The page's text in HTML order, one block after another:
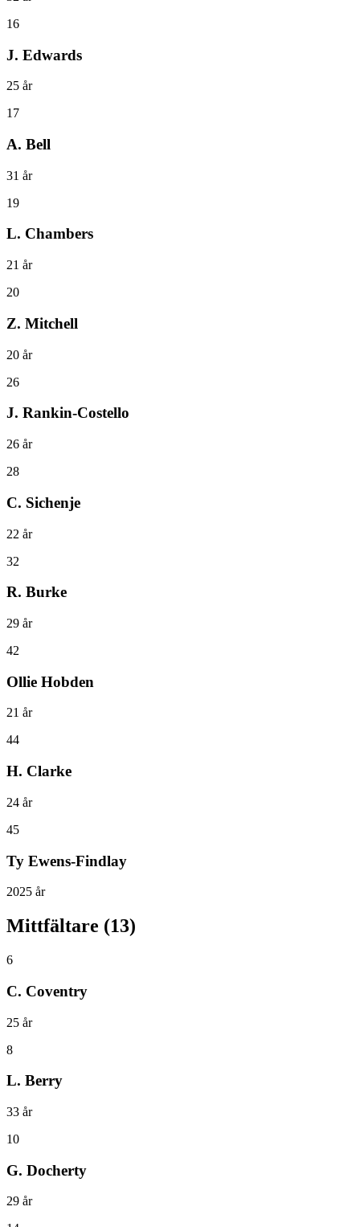
16
J. Edwards
25 år
17
A. Bell
31 år
19
L. Chambers
21 år
20
Z. Mitchell
20 år
26
J. Rankin-Costello
26 år
28
C. Sichenje
22 år
32
R. Burke
29 år
42
Ollie Hobden
21 år
44
H. Clarke
24 år
45
Ty Ewens-Findlay
2025 år
Mittfältare (13)
6
C. Coventry
25 år
8
L. Berry
33 år
10
G. Docherty
29 år